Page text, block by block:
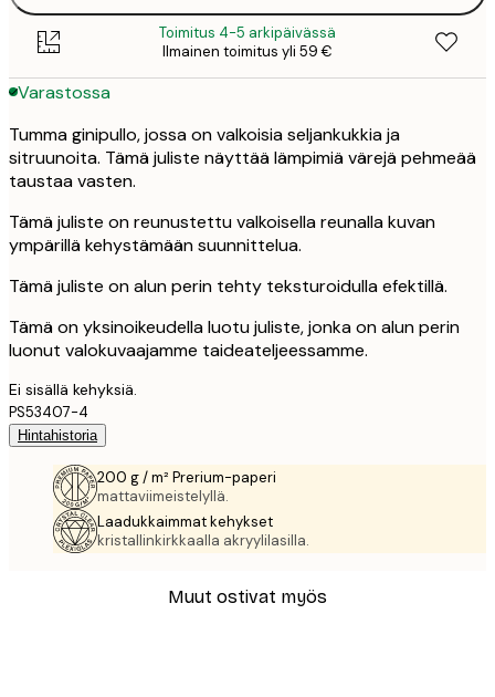
Toimitus 4-5 arkipäivässä
Ilmainen toimitus yli 59 €
Varastossa
Tumma ginipullo, jossa on valkoisia seljankukkia ja
sitruunoita. Tämä juliste näyttää lämpimiä värejä pehmeää
taustaa vasten.
Tämä juliste on reunustettu valkoisella reunalla kuvan
ympärillä kehystämään suunnittelua.
Tämä juliste on alun perin tehty teksturoidulla efektillä.
Tämä on yksinoikeudella luotu juliste, jonka on alun perin
luonut valokuvaajamme taideateljeessamme.
Ei sisällä kehyksiä.
PS53407-4
Hintahistoria
200 g / m² Prerium-paperi
mattaviimeistelyllä.
Laadukkaimmat kehykset
kristallinkirkkaalla akryylilasilla.
Muut ostivat myös